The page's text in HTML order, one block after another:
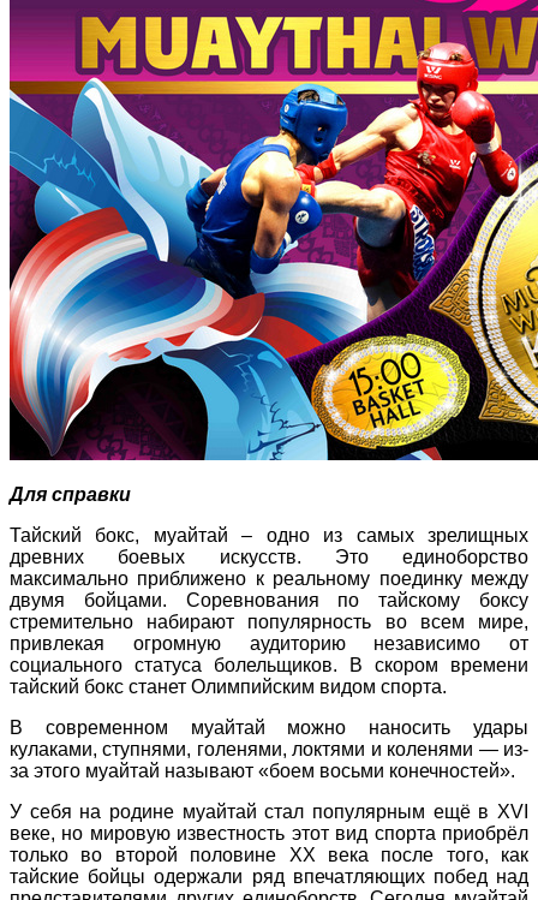
Для справки
Тайский бокс, муайтай – одно из самых зрелищных
древних боевых искусств. Это единоборство
максимально приближено к реальному поединку между
двумя бойцами. Соревнования по тайскому боксу
стремительно набирают популярность во всем мире,
привлекая огромную аудиторию независимо от
социального статуса болельщиков. В скором времени
тайский бокс станет Олимпийским видом спорта.
В современном муайтай можно наносить удары
кулаками, ступнями, голенями, локтями и коленями — из-
за этого муайтай называют «боем восьми конечностей».
У себя на родине муайтай стал популярным ещё в XVI
веке, но мировую известность этот вид спорта приобрёл
только во второй половине XX века после того, как
тайские бойцы одержали ряд впечатляющих побед над